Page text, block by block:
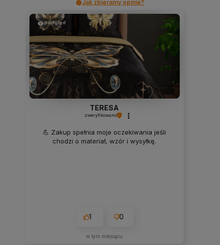
Jak zbieramy opinie?
podgląd
TERESA
zweryfikowano
💪 Zakup spełnia moje oczekiwania jeśli
chodzi o materiał, wzór i wysyłkę.
1 0
w tym miesiącu